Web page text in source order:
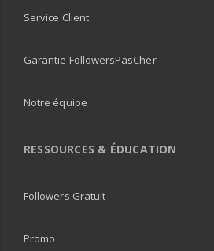
Service Client
Garantie FollowersPasCher
Notre équipe
RESSOURCES & ÉDUCATION
Followers Gratuit
Promo